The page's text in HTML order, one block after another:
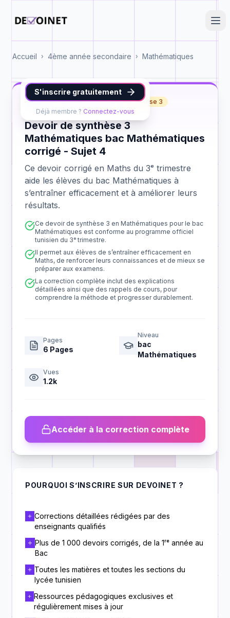
Accueil › 4ème année secondaire › Mathématiques
S'inscrire gratuitement
Déjà membre ? Connectez-vous
Maths bac Mathématiques synthèse 3
Devoir de synthèse 3
Mathématiques bac Mathématiques
corrigé - Sujet 4
Ce devoir corrigé en Maths du 3ᵉ trimestre
aide les élèves du bac Mathématiques à
s’entraîner efficacement et à améliorer leurs
résultats.
Ce devoir de synthèse 3 en Mathématiques pour le bac
Mathématiques est conforme au programme officiel
tunisien du 3ᵉ trimestre.
Il permet aux élèves de s’entraîner efficacement en
Maths, de renforcer leurs connaissances et de mieux se
préparer aux examens.
La correction complète inclut des explications
détaillées ainsi que des rappels de cours, pour
comprendre la méthode et progresser durablement.
Pages
6 Pages
Niveau
bac
Mathématiques
Vues
1.2k
Accéder à la correction complète
POURQUOI S’INSCRIRE SUR DEVOINET ?
Corrections détaillées rédigées par des
enseignants qualifiés
Plus de 1 000 devoirs corrigés, de la 1ʳᵉ année au
Bac
Toutes les matières et toutes les sections du
lycée tunisien
Ressources pédagogiques exclusives et
régulièrement mises à jour